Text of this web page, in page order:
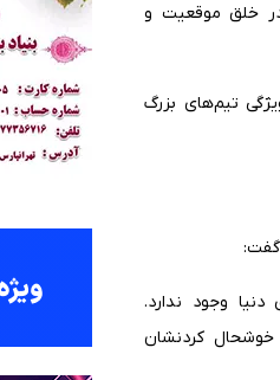
در خلق موقعیت و
تیم‌های بزرگ
گفت:
وجود ندارد.
خوشحال کردنشان